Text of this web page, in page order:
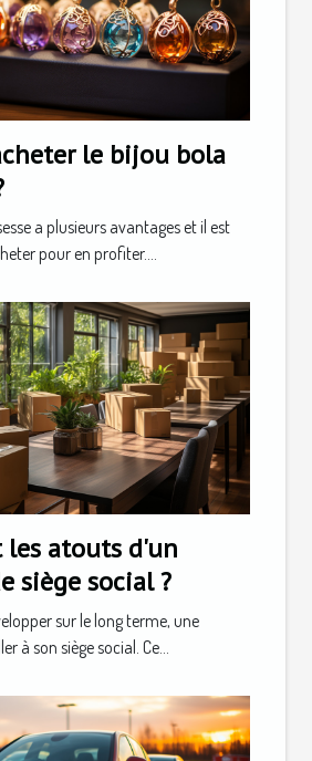
le bijou bola
a plusieurs avantages et il est
pour en profiter....
les atouts d'un
siège social ?
sur le long terme, une
à son siège social. Ce...